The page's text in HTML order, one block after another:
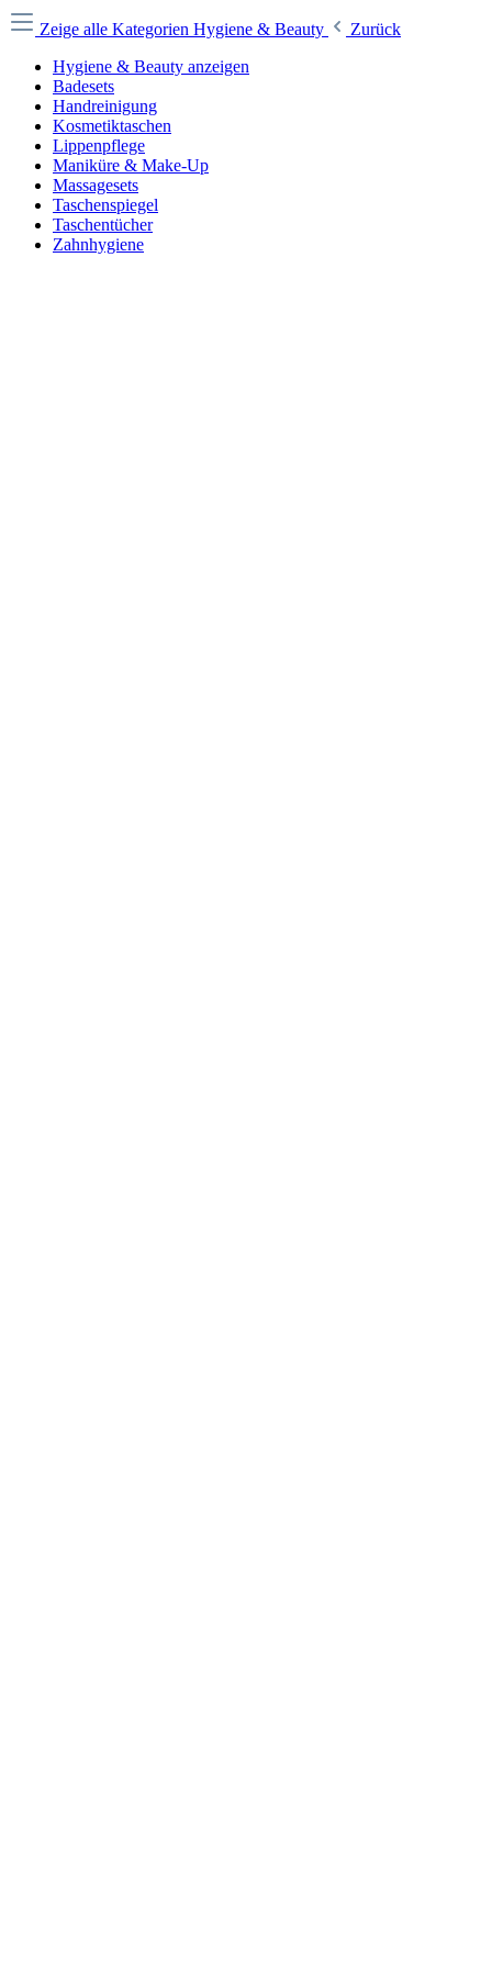
Zeige alle Kategorien Hygiene & Beauty
Zurück
Hygiene & Beauty anzeigen
Badesets
Handreinigung
Kosmetiktaschen
Lippenpflege
Maniküre & Make-Up
Massagesets
Taschenspiegel
Taschentücher
Zahnhygiene